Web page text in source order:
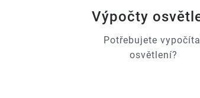
Výpočty
Potřebujete
osvětlení?